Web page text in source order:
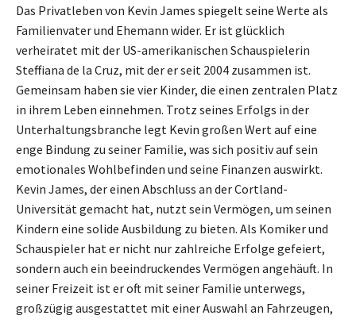
Das Privatleben von Kevin James spiegelt seine Werte als
Familienvater und Ehemann wider. Er ist glücklich
verheiratet mit der US-amerikanischen Schauspielerin
Steffiana de la Cruz, mit der er seit 2004 zusammen ist.
Gemeinsam haben sie vier Kinder, die einen zentralen Platz
in ihrem Leben einnehmen. Trotz seines Erfolgs in der
Unterhaltungsbranche legt Kevin großen Wert auf eine
enge Bindung zu seiner Familie, was sich positiv auf sein
emotionales Wohlbefinden und seine Finanzen auswirkt.
Kevin James, der einen Abschluss an der Cortland-
Universität gemacht hat, nutzt sein Vermögen, um seinen
Kindern eine solide Ausbildung zu bieten. Als Komiker und
Schauspieler hat er nicht nur zahlreiche Erfolge gefeiert,
sondern auch ein beeindruckendes Vermögen angehäuft. In
seiner Freizeit ist er oft mit seiner Familie unterwegs,
großzügig ausgestattet mit einer Auswahl an Fahrzeugen,